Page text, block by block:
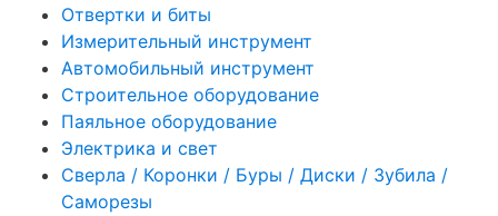
Отвертки и биты
Измерительный инструмент
Автомобильный инструмент
Строительное оборудование
Паяльное оборудование
Электрика и свет
Сверла / Коронки / Буры / Диски / Зубила /
Саморезы